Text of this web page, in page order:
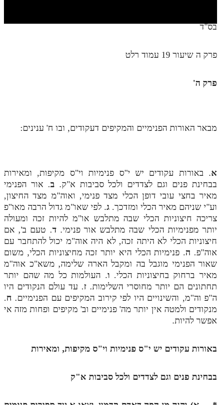
חלק יג
בית שער הכוונות
הזמן סט תע"ס
הזמן סט תלמוד עשר הספירות
ספרים להורדה
מנוע חיפוש בספרים
תלמוד עשר הספירות בעיון
תלמוד עשר הספירות חלק א
תע"ס חלק ב' עיון
תע"ס חלק ג' עיון
תלמוד עשר הספירות חלק ה
תלמוד עשר הספירות חלק ח
בס"ד
פרק ה שיעור 19 עמוד רלט
פרק ה'
מבאר האורות הפנימיים והמקיפים דעקודים, ובו ח' ענינים:
א. באורות עקודים יש י"ס פנימיות וי"ס מקיפות, ומאירות
בבחינת פנים וגם לצדדים ולכל סביבות א"ק. ב. אור הפנימי
מאיר בחצי עובי דופן הכלי מצד פנימי, ואוה"מ מצד החיצון,
וע"י שניהם מאיר הכלי ומזדכך. ג. לפי שאו"מ גדול הרבה מאו"פ
צריכה חיצוניות הכלי שבה מתלבש או"מ להיות זכה ומעולה
יותר מפנימיות הכלי שבה מתלבש אור פנימי. ד. טעם ב', אם
חיצוניות הכלי לא היתה זכה, לא היה אוה"מ יכול להתחבר עם
אוה"פ. ה. פנימיות הכלי היא יותר זכה מחיצוניות הכלי, משום
שאור הפנימי מוגבל בה ומקבל הארה שלימה, משא"כ אוה"מ
מאיר ברחוק בחיצוניות הכלי. ו. העולמות כל מה שהם יותר
תחתונים הם יותר מחוסרי השלימות. ז. עד עולם הנקודים היו
ה"פ וה"מ, והשינויים היו לפי קירוב המקיפים עם הפנימיים. ח.
מנקודים ולמטה אין יותר מה' פנימיים וב' מקיפים ופחות מזה אי
אפשר להיות.
באורות עקודים יש י"ס פנימיות וי"ס מקיפות, ומאירות
בבחינת פנים וגם לצדדים ולכל סביבות א"ק